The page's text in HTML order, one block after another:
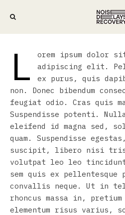
PRIVACY
L
orem ipsum dolor
adipiscing elit.
ex purus, quis
non. Donec bibendum
feugiat odio. Cras quis
Suspendisse potenti.
eleifend id magna sed,
quam. Suspendisse
suscipit, libero nisi
volutpat leo leo
sem quis ex pellentesque
convallis neque. Ut in
rhoncus massa in,
elementum risus varius,